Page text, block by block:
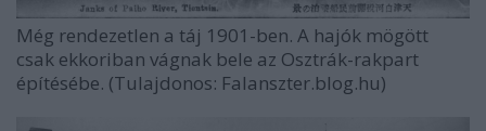
Még rendezetlen a táj 1901-ben. A hajók mögött
csak ekkoriban vágnak bele az Osztrák-rakpart
építésébe. (Tulajdonos: Falanszter.blog.hu)